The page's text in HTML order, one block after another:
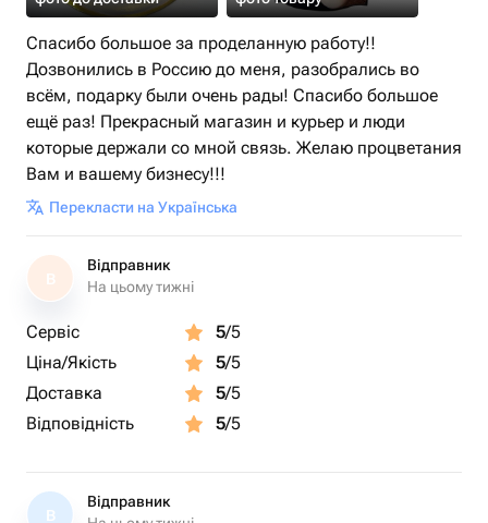
Спасибо большое за проделанную работу!!
Дозвонились в Россию до меня, разобрались во
всём, подарку были очень рады! Спасибо большое
ещё раз! Прекрасный магазин и курьер и люди
которые держали со мной связь. Желаю процветания
Вам и вашему бизнесу!!!
Перекласти на Українська
В
Відправник
На цьому тижні
Сервіс 5/5
Ціна/Якість
5/5
Доставка
5/5
Відповідність
5/5
В
Відправник